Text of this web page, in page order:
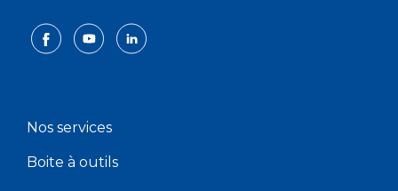
Nos services
Boite à outils